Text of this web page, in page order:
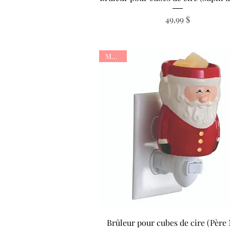
Prix
49,99 $
Aperçu rapide
Murale
Brûleur pour cubes de cire (Père